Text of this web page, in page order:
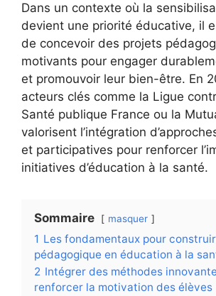
Dans un contexte où la
devient une priorité éducative, il
de concevoir des projets
motivants pour engager
et promouvoir leur bien-être. En
acteurs clés comme la Ligue
Santé publique France ou la
valorisent l’intégration
et participatives pour renforcer
initiatives d’éducation à la santé.
Sommaire masquer
1 Les fondamentaux pour
pédagogique en éducation à la
2 Intégrer des méthodes
renforcer la motivation des élèves